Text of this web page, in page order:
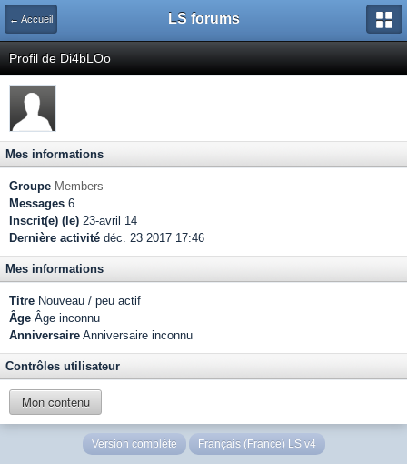
← Accueil LS forums
Profil de Di4bLOo
Mes informations
Groupe Members
Messages 6
Inscrit(e) (le) 23-avril 14
Dernière activité déc. 23 2017 17:46
Mes informations
Titre Nouveau / peu actif
Âge Âge inconnu
Anniversaire Anniversaire inconnu
Contrôles utilisateur
Mon contenu
Version complète Français (France) LS v4